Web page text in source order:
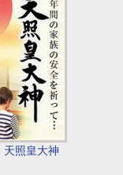
天照皇大神